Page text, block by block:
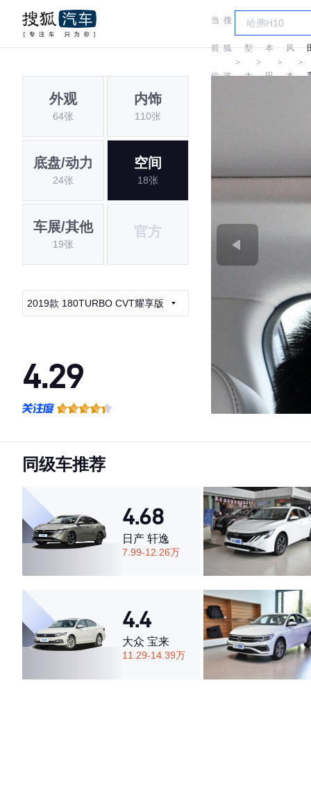
当
前
位
搜
狐
汽
＞
车
型
大
＞
本
田
＞
风
本
＞
外观
64张
内饰
110张
底盘/动力
24张
空间
18张
车展/其他
19张
官方
2019款 180TURBO CVT耀享版
4.29
·空间表现较为优秀，优于90%同级车
同级车推荐
4.68
日产 轩逸
7.99-12.26万
4.4
大众 宝来
11.29-14.39万